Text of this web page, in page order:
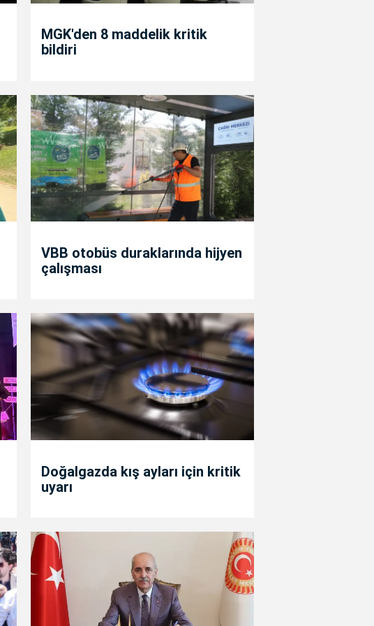
MGK'den 8 maddelik kritik
bildiri
VBB otobüs duraklarında hijyen
çalışması
Doğalgazda kış ayları için kritik
uyarı